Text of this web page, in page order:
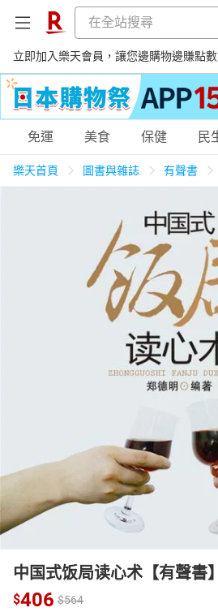
立即加入樂天會員，讓您邊購物邊賺點數
購物網分類
美食蛋糕 養
3C家電 運
男裝 化
HOT
免運 美食 保健 民
樂天首頁 圖書與雜誌 有聲書
中国式饭局读心术【有聲書】
$406 $564